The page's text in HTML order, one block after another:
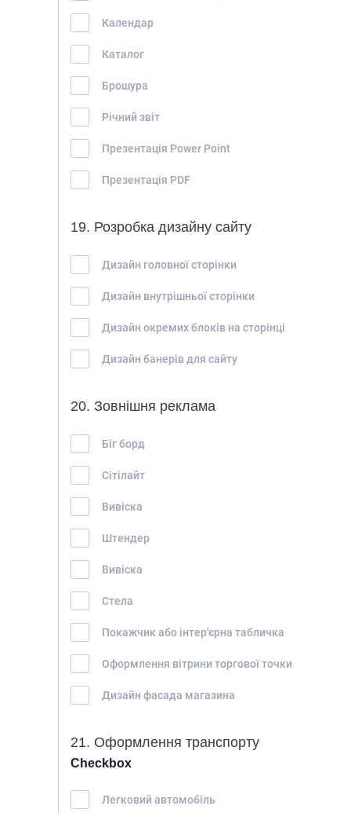
Календар
Каталог
Брошура
Річний звіт
Презентація Power Point
Презентація PDF
19. Розробка дизайну сайту
Дизайн головної сторінки
Дизайн внутрішньої сторінки
Дизайн окремих блоків на сторінці
Дизайн банерів для сайту
20. Зовнішня реклама
Біг борд
Сітілайт
Вивіска
Штендер
Вивіска
Стела
Покажчик або інтер'єрна табличка
Оформлення вітрини торгової точки
Дизайн фасада магазина
21. Оформлення транспорту
Checkbox
Легковий автомобіль